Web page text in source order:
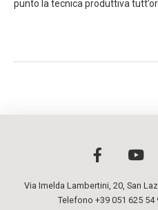
punto la tecnica produttiva
Via Imelda Lambertini, 20, San
Telefono +39 051 625 54